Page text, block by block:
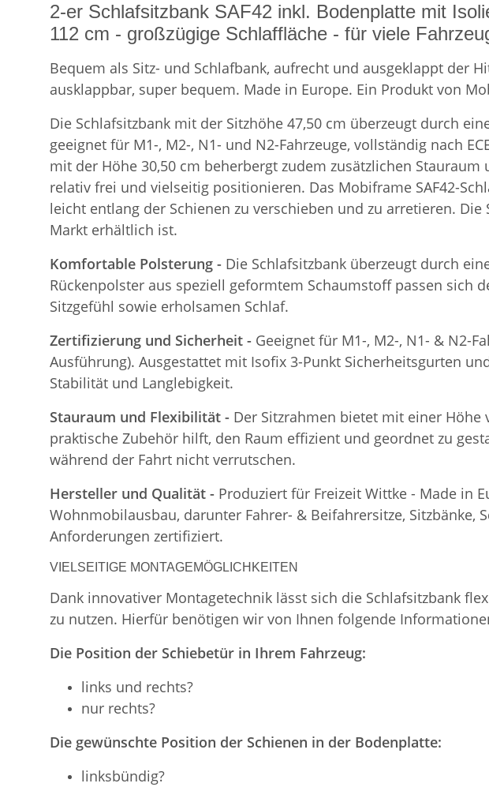
2-er Schlafsitzbank SAF42 inkl. Bodenplatte mit
112 cm - großzügige Schlaffläche - für viele
Bequem als Sitz- und Schlafbank, aufrecht und ausgeklappt der
ausklappbar, super bequem. Made in Europe. Ein Produkt von
Die Schlafsitzbank mit der Sitzhöhe 47,50 cm überzeugt durch
geeignet für M1-, M2-, N1- und N2-Fahrzeuge, vollständig nach
mit der Höhe 30,50 cm beherbergt zudem zusätzlichen
relativ frei und vielseitig positionieren. Das Mobiframe SAF42-
leicht entlang der Schienen zu verschieben und zu arretieren.
Markt erhältlich ist.
Komfortable Polsterung - Die Schlafsitzbank überzeugt durch
Rückenpolster aus speziell geformtem Schaumstoff passen sich
Sitzgefühl sowie erholsamen Schlaf.
Zertifizierung und Sicherheit - Geeignet für M1-, M2-, N1- & N2-
Ausführung). Ausgestattet mit Isofix 3-Punkt Sicherheitsgurten
Stabilität und Langlebigkeit.
Stauraum und Flexibilität - Der Sitzrahmen bietet mit einer Höhe
praktische Zubehör hilft, den Raum effizient und geordnet zu
während der Fahrt nicht verrutschen.
Hersteller und Qualität - Produziert für Freizeit Wittke - Made in
Wohnmobilausbau, darunter Fahrer- & Beifahrersitze, Sitzbänke,
Anforderungen zertifiziert.
VIELSEITIGE MONTAGEMÖGLICHKEITEN
Dank innovativer Montagetechnik lässt sich die Schlafsitzbank
zu nutzen. Hierfür benötigen wir von Ihnen folgende
Die Position der Schiebetür in Ihrem Fahrzeug:
links und rechts?
nur rechts?
Die gewünschte Position der Schienen in der Bodenplatte:
linksbündig?